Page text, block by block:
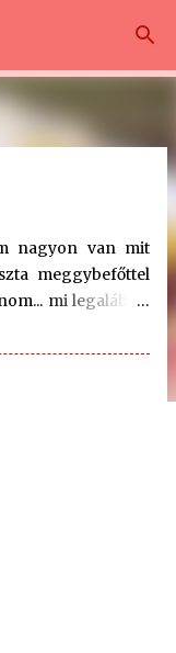
nagyon van mit
meggybefőttel
mi legalábbis
40
idő: 60 perc